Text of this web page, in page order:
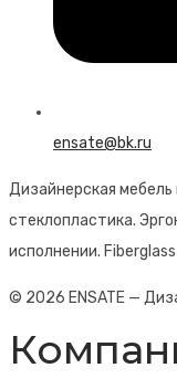
ensate@bk.ru
Дизайнерская
стеклопластика.
исполнении.
© 2026 ENSATE —